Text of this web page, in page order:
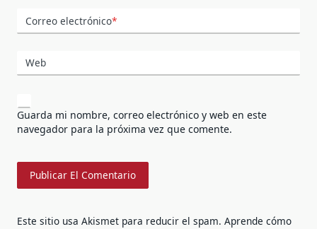
Correo electrónico*
Web
Guarda mi nombre, correo electrónico y web en este
navegador para la próxima vez que comente.
Este sitio usa Akismet para reducir el spam. Aprende cómo